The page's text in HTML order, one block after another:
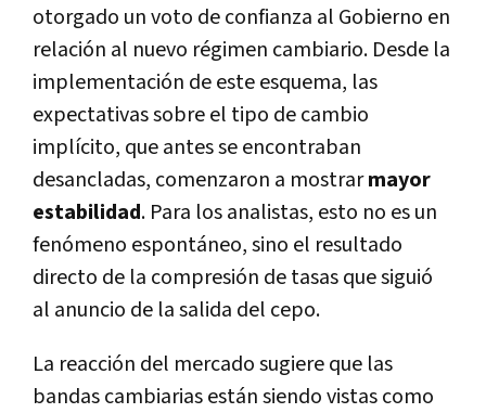
otorgado un voto de confianza al Gobierno en
relación al nuevo régimen cambiario. Desde la
implementación de este esquema, las
expectativas sobre el tipo de cambio
implícito, que antes se encontraban
desancladas, comenzaron a mostrarmayor
estabilidad. Para los analistas, esto no es un
fenómeno espontáneo, sino el resultado
directo de la compresión de tasas que siguió
al anuncio de la salida del cepo.
La reacción del mercado sugiere que las
bandas cambiarias están siendo vistas como